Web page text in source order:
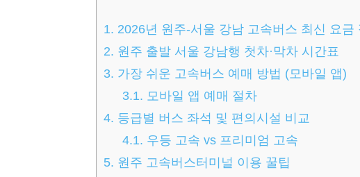
1. 2026년 원주-서울 강남 고속버스 최신 요금
2. 원주 출발 서울 강남행 첫차·막차 시간표
3. 가장 쉬운 고속버스 예매 방법 (모바일 앱)
3.1. 모바일 앱 예매 절차
4. 등급별 버스 좌석 및 편의시설 비교
4.1. 우등 고속 vs 프리미엄 고속
5. 원주 고속버스터미널 이용 꿀팁